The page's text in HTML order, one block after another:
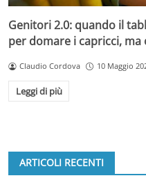
Genitori 2.0: quando il
per domare i capricci, ma
Claudio Cordova 10 Maggio
Leggi di più
ARTICOLI RECENTI